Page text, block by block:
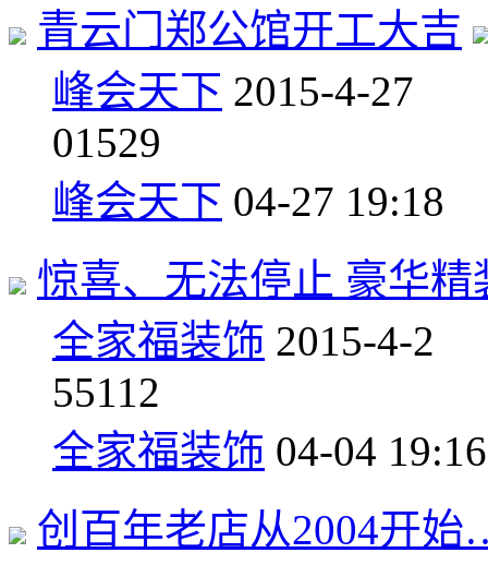
青云门郑公馆开工大吉
峰会天下 2015-4-27
01529
峰会天下 04-27 19:18
惊喜、无法停止 豪华
全家福装饰 2015-4-2
55112
全家福装饰 04-04 19:16
创百年老店从2004开